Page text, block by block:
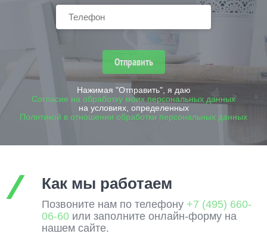
Отправить
Нажимая "Отправить", я даю
Согласие на обработку моих персональных данных
на условиях, определенных
Политикой в отношении обработки персональных данных
Как мы работаем
Позвоните нам по телефону +7 (495) 660-
06-60 или заполните онлайн-форму на
нашем сайте.